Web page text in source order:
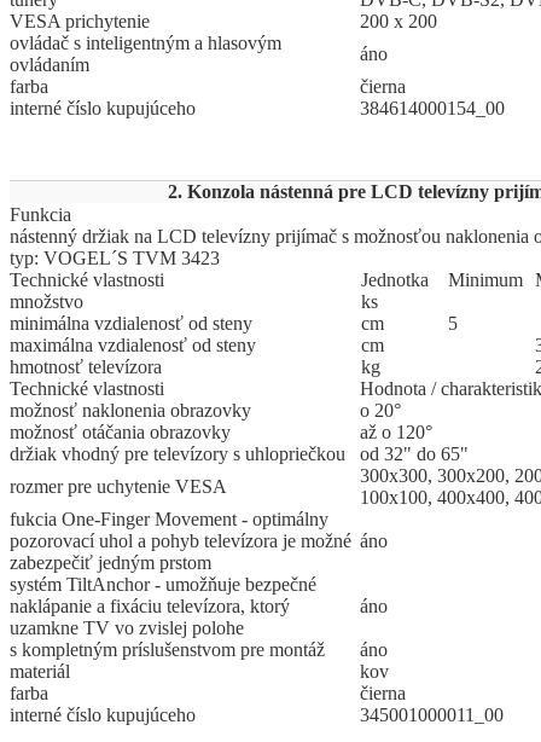
VESA prichytenie
200 x 200
ovládač s inteligentným a hlasovým
ovládaním
áno
farba
čierna
interné číslo kupujúceho
384614000154_00
2. Konzola nástenná pre LCD televízny
Funkcia
nástenný držiak na LCD televízny prijímač s možnosťou naklonenia
typ: VOGEL´S TVM 3423
Technické vlastnosti
Jed­not­ka Mi­ni­mum
množstvo
ks
minimálna vzdialenosť od steny
cm
5
maximálna vzdialenosť od steny
cm
hmotnosť televízora
kg
Technické vlastnosti
Hodnota /
možnosť naklonenia obrazovky
o 20°
možnosť otáčania obrazovky
až o 120°
držiak vhodný pre televízory s uhlopriečkou
od 32" do 65"
rozmer pre uchytenie VESA
300x300, 300x200,
100x100, 400x400,
fukcia One-Finger Movement - optimálny
pozorovací uhol a pohyb televízora je možné
zabezpečiť jedným prstom
áno
systém TiltAnchor - umožňuje bezpečné
naklápanie a fixáciu televízora, ktorý
uzamkne TV vo zvislej polohe
áno
s kompletným príslušenstvom pre montáž
áno
materiál
kov
farba
čierna
interné číslo kupujúceho
345001000011_00